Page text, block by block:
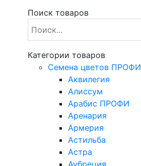
Поиск товаров
Категории товаров
Cемена цветов ПРОФИ
Аквилегия
Алиссум
Арабис ПРОФИ
Аренария
Армерия
Астильба
Астра
Аубреция